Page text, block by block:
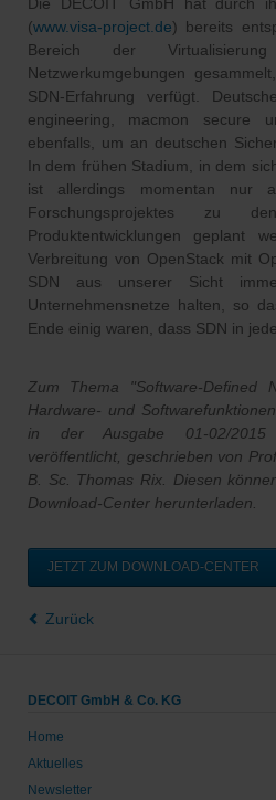
Die DECOIT GmbH hat durch
(www.visa‐project.de) bereits
Bereich der
Netzwerkumgebungen
SDN‐Erfahrung verfügt.
engineering, macmon secure
ebenfalls, um an deutschen
In dem frühen Stadium, in dem
ist allerdings momentan nur
Forschungsprojektes zu
Produktentwicklungen geplant
Verbreitung von OpenStack mit
SDN aus unserer Sicht
Unternehmensnetze halten, so
Ende einig waren, dass SDN in
Zum Thema "Software-Defined
Hardware- und
in der Ausgabe 01-02/2015
veröffentlicht, geschrieben von
B. Sc. Thomas Rix. Diesen
Download-Center herunterladen.
JETZT ZUM DOWNLOAD-CENTER
Zurück
DECOIT GmbH & Co. KG
Home
Aktuelles
Newsletter